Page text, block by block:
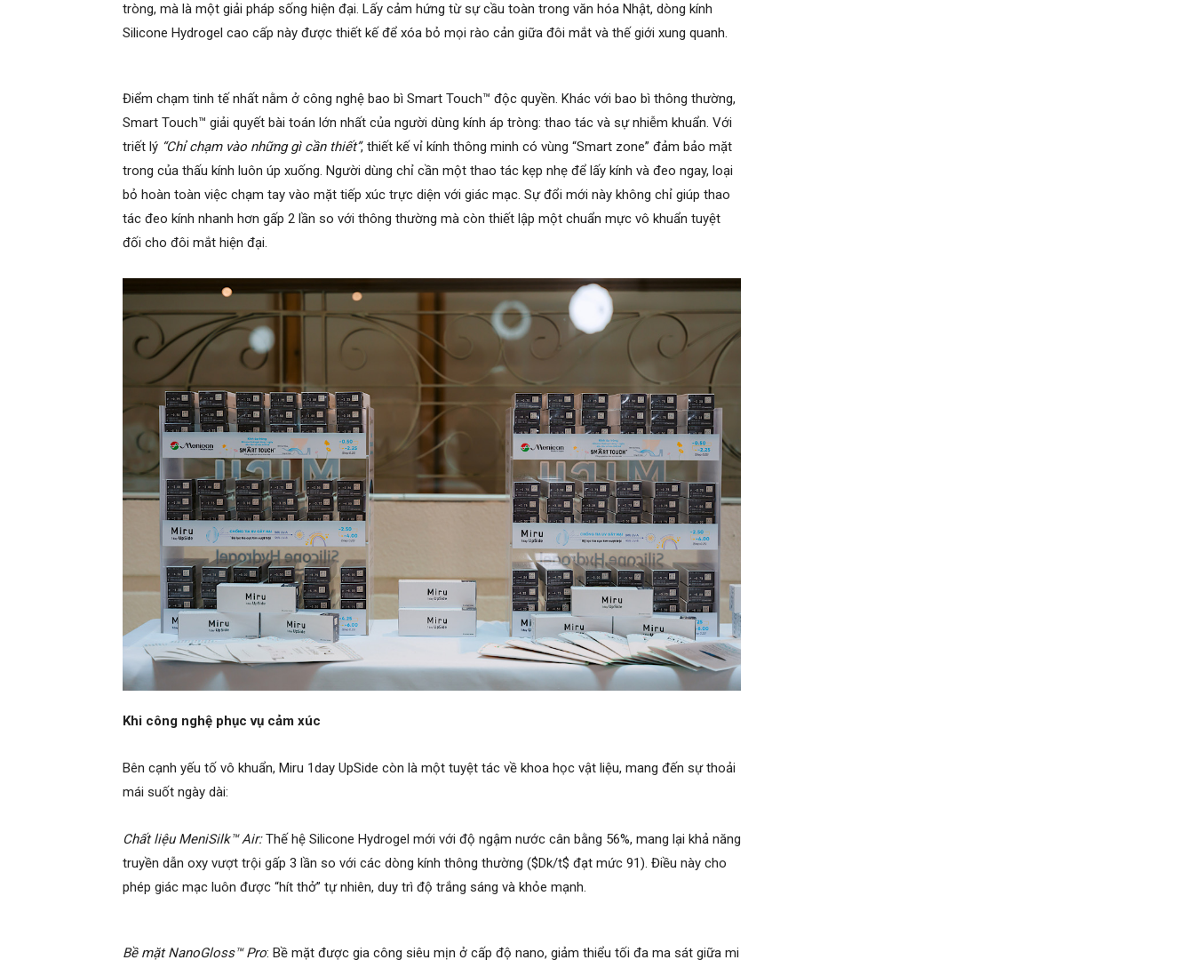
tròng, mà là một giải pháp sống hiện đại. Lấy cảm hứng từ sự cầu toàn trong văn hóa Nhật, dòng kính
Silicone Hydrogel cao cấp này được thiết kế để xóa bỏ mọi rào cản giữa đôi mắt và thế giới xung quanh.
Điểm chạm tinh tế nhất nằm ở công nghệ bao bì Smart Touch™ độc quyền. Khác với bao bì thông thường,
Smart Touch™ giải quyết bài toán lớn nhất của người dùng kính áp tròng: thao tác và sự nhiễm khuẩn. Với
triết lý “Chỉ chạm vào những gì cần thiết”, thiết kế vỉ kính thông minh có vùng “Smart zone” đảm bảo mặt
trong của thấu kính luôn úp xuống. Người dùng chỉ cần một thao tác kẹp nhẹ để lấy kính và đeo ngay, loại
bỏ hoàn toàn việc chạm tay vào mặt tiếp xúc trực diện với giác mạc. Sự đổi mới này không chỉ giúp thao
tác đeo kính nhanh hơn gấp 2 lần so với thông thường mà còn thiết lập một chuẩn mực vô khuẩn tuyệt
đối cho đôi mắt hiện đại.
Khi công nghệ phục vụ cảm xúc
Bên cạnh yếu tố vô khuẩn, Miru 1day UpSide còn là một tuyệt tác về khoa học vật liệu, mang đến sự thoải
mái suốt ngày dài:
Chất liệu MeniSilk™ Air:Thế hệ Silicone Hydrogel mới với độ ngậm nước cân bằng 56%, mang lại khả năng
truyền dẫn oxy vượt trội gấp 3 lần so với các dòng kính thông thường ($Dk/t$ đạt mức 91). Điều này cho
phép giác mạc luôn được “hít thở” tự nhiên, duy trì độ trắng sáng và khỏe mạnh.
Bề mặt NanoGloss™ Pro: Bề mặt được gia công siêu mịn ở cấp độ nano, giảm thiểu tối đa ma sát giữa mi